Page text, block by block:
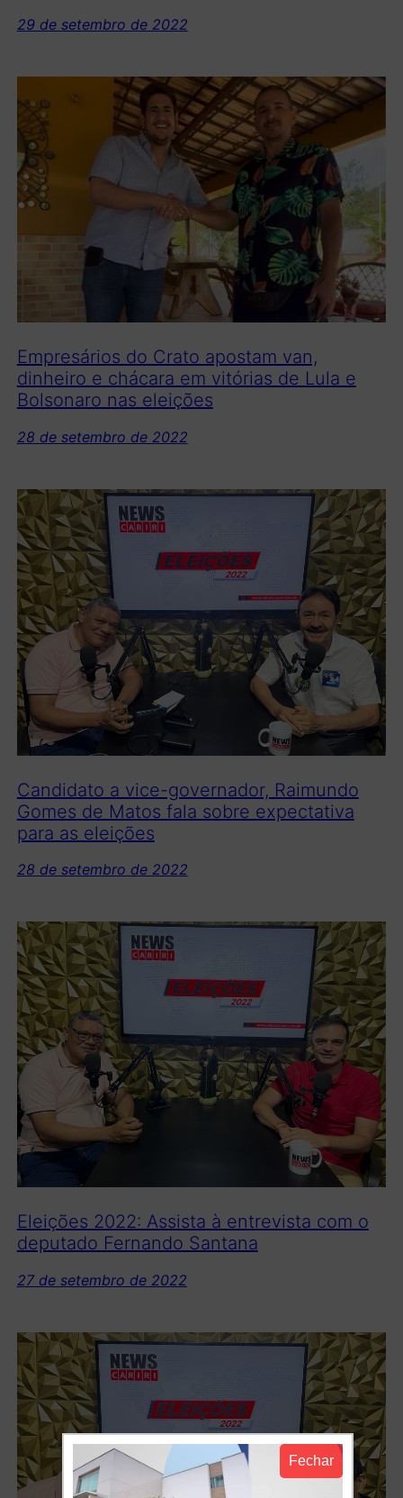
Fechar
29 de setembro de 2022
Empresários do Crato apostam van,
dinheiro e chácara em vitórias de Lula e
Bolsonaro nas eleições
28 de setembro de 2022
Candidato a vice-governador, Raimundo
Gomes de Matos fala sobre expectativa
para as eleições
28 de setembro de 2022
Eleições 2022: Assista à entrevista com o
deputado Fernando Santana
27 de setembro de 2022